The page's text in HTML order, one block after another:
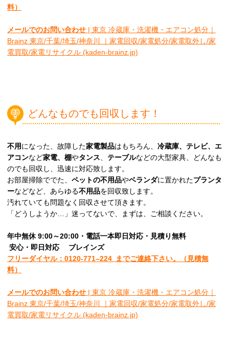
料）
メールでのお問い合わせ | 東京 冷蔵庫・洗濯機・エアコン処分｜
Brainz 東京/千葉/埼玉/神奈川 ｜家電回収/家電処分/家電取外し/家
電買取/家電リサイクル (kaden-brainz.jp)
どんなものでも回収します！
不用になった、故障した家電製品はもちろん、 冷蔵庫、テレビ、エ
アコンなど家電、棚やタンス テーブルなどの大型家具、どんなも
のでも回収し、迅速に対応致します。
お部屋掃除ででた、 ペットの不用品やベランダに置かれたプランタ
ーなどなど、あらゆる不用品を回収致します。
汚れていても問題なく回収させて頂きます。
「どうしようか…」迷ってないで、まずは、ご相談ください。
年中無休 9:00～20:00・電話一本即日対応・見積り無料
安心・即日対応
ブレインズ
フリーダイヤル：0120-771–224 までご連絡下さい。
（見積無
料）
メールでのお問い合わせ | 東京 冷蔵庫・洗濯機・エアコン処分｜
Brainz 東京/千葉/埼玉/神奈川 ｜家電回収/家電処分/家電取外し/家
電買取/家電リサイクル (kaden-brainz.jp)